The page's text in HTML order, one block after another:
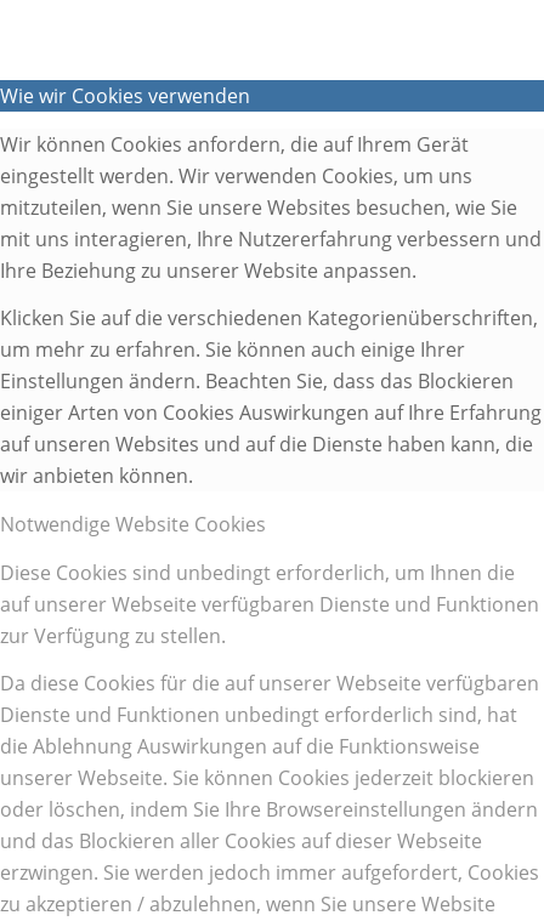
Wie wir Cookies verwenden
Wir können Cookies anfordern, die auf Ihrem Gerät
eingestellt werden. Wir verwenden Cookies, um uns
mitzuteilen, wenn Sie unsere Websites besuchen, wie Sie
mit uns interagieren, Ihre Nutzererfahrung verbessern und
Ihre Beziehung zu unserer Website anpassen.
Klicken Sie auf die verschiedenen Kategorienüberschriften,
um mehr zu erfahren. Sie können auch einige Ihrer
Einstellungen ändern. Beachten Sie, dass das Blockieren
einiger Arten von Cookies Auswirkungen auf Ihre Erfahrung
auf unseren Websites und auf die Dienste haben kann, die
wir anbieten können.
Notwendige Website Cookies
Diese Cookies sind unbedingt erforderlich, um Ihnen die
auf unserer Webseite verfügbaren Dienste und Funktionen
zur Verfügung zu stellen.
Da diese Cookies für die auf unserer Webseite verfügbaren
Dienste und Funktionen unbedingt erforderlich sind, hat
die Ablehnung Auswirkungen auf die Funktionsweise
unserer Webseite. Sie können Cookies jederzeit blockieren
oder löschen, indem Sie Ihre Browsereinstellungen ändern
und das Blockieren aller Cookies auf dieser Webseite
erzwingen. Sie werden jedoch immer aufgefordert, Cookies
zu akzeptieren / abzulehnen, wenn Sie unsere Website